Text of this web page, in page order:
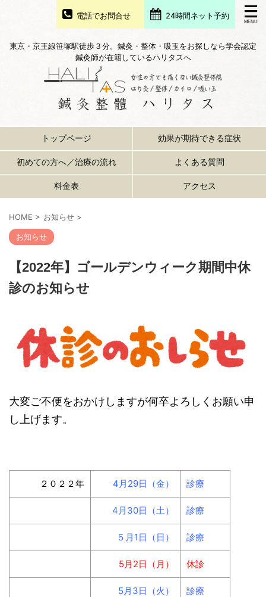
電話でお問合せ 24時間ネット予約
東京・京王線笹塚駅徒歩３分。鍼灸・整体・吸玉をお探しなら学会認定
鍼灸師が在籍しているハリタスへ
トップページ 効果が期待できる症状
初めての方へ／治療の流れ よくある質問
料金表 アクセス
HOME > お知らせ >
お知らせ
【2022年】ゴールデンウィーク期間中休
診のお知らせ
大変ご不便をおかけしますが何卒よろしくお願い申
し上げます。
２０２２年 4月29日（金） 診療
4月30日（土） 診療
５月1日（日） 診療
5月2日（月） 休診
5月3日（火） 診療